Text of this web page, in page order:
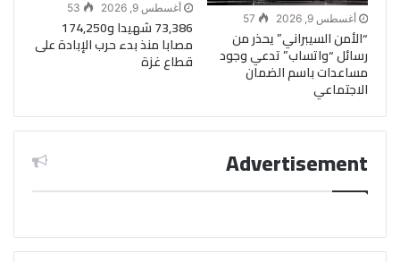
أغسطس 9, 2026 57
“الأمن السيبراني” يحذر من
رسائل “واتساب” تدعي وجود
مساعدات باسم الضمان
الاجتماعي
أغسطس 9, 2026 53
73,386 شهيدا و174,250
مصابا منذ بدء حرب الإبادة على
قطاع غزة
Advertisement